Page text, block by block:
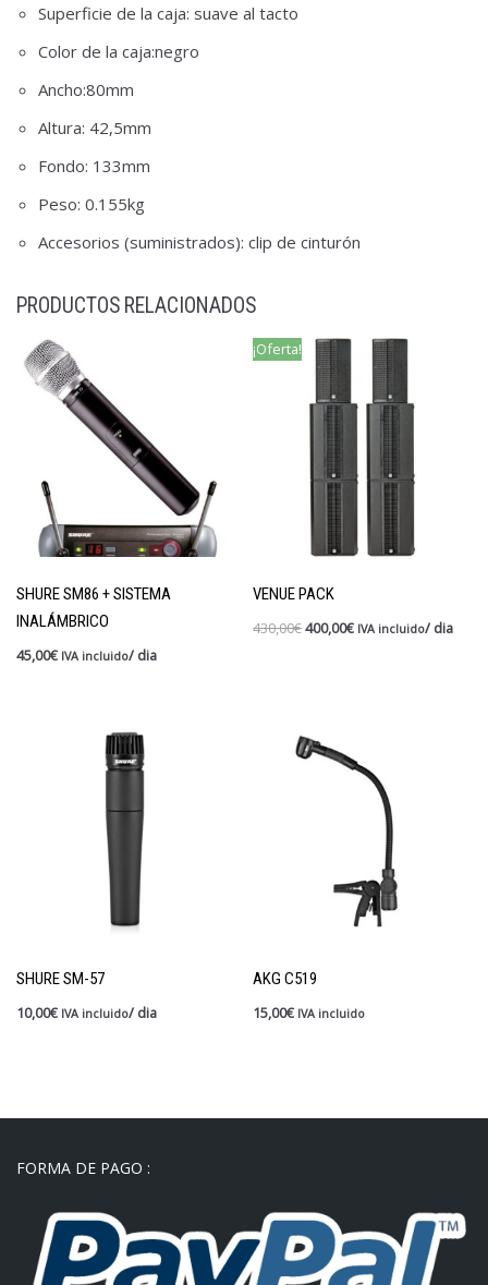
Superficie de la caja: suave al tacto
Color de la caja:negro
Ancho:80mm
Altura: 42,5mm
Fondo: 133mm
Peso: 0.155kg
Accesorios (suministrados): clip de cinturón
PRODUCTOS RELACIONADOS
SHURE SM86 + SISTEMA
INALÁMBRICO
45,00€ IVA incluido/ dia
¡Oferta!
VENUE PACK
430,00€400,00€ IVA incluido/ dia
SHURE SM-57
10,00€ IVA incluido/ dia
AKG C519
15,00€ IVA incluido
FORMA DE PAGO :